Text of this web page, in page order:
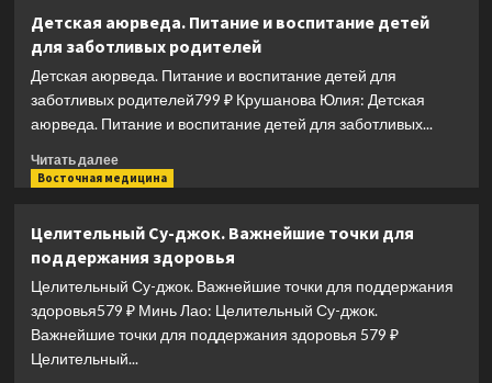
Секреты
хорошего
пищеварения
вечной
молодости
Детская аюрведа. Питание и воспитание детей
для заботливых родителей
Детская аюрведа. Питание и воспитание детей для
заботливых родителей799 ₽ Крушанова Юлия: Детская
аюрведа. Питание и воспитание детей для заботливых...
Читать далееПрочитать
больше
аюрведа.
Питание
и
воспитание
для
заботливых
Восточная медицина
Целительный Су-джок. Важнейшие точки для
поддержания здоровья
Целительный Су-джок. Важнейшие точки для поддержания
здоровья579 ₽ Минь Лао: Целительный Су-джок.
Важнейшие точки для поддержания здоровья 579 ₽
Целительный...